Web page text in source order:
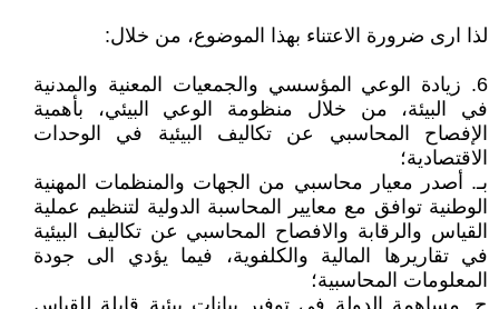
لذا ارى ضرورة الاعتناء بهذا الموضوع، من خلال:
6. زيادة الوعي المؤسسي والجمعيات المعنية والمدنية
في البيئة، من خلال منظومة الوعي البيئي، بأهمية
الإفصاح المحاسبي عن تكاليف البيئية في الوحدات
الاقتصادية؛
بـ. أصدر معيار محاسبي من الجهات والمنظمات المهنية
الوطنية توافق مع معايير المحاسبة الدولية لتنظيم عملية
القياس والرقابة والافصاح المحاسبي عن تكاليف البيئية
في تقاريرها المالية والكلفوية، فيما يؤدي الى جودة
المعلومات المحاسبية؛